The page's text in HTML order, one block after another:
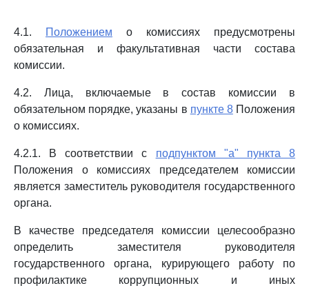
4.1. Положением о комиссиях предусмотрены
обязательная и факультативная части состава
комиссии.
4.2. Лица, включаемые в состав комиссии в
обязательном порядке, указаны в пункте 8Положения
о комиссиях.
4.2.1. В соответствии с подпунктом "а" пункта 8
Положения о комиссиях председателем комиссии
является заместитель руководителя государственного
органа.
В качестве председателя комиссии целесообразно
определить заместителя руководителя
государственного органа, курирующего работу по
профилактике коррупционных и иных